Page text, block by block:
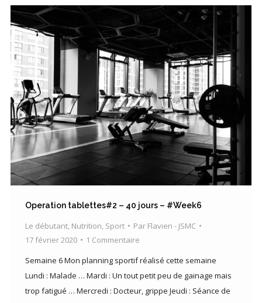
Operation tablettes#2 – 40 jours – #Week6
Le débutant, Nutrition Sport Par Flavien - JSMC
17 février 2020
1 Commentaire
Semaine 6 Mon planning sportif réalisé cette semaine
Lundi : Malade … Mardi : Un tout petit peu de gainage mais
trop fatigué … Mercredi : Docteur, grippe Jeudi : Séance de